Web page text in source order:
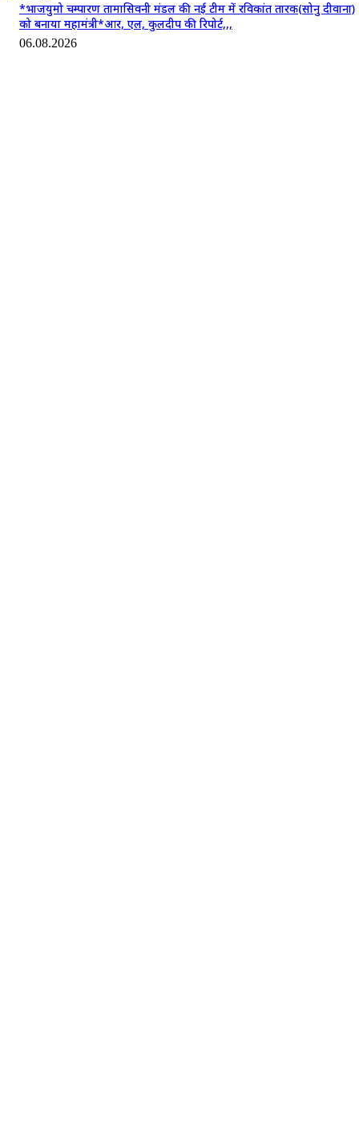
*भाजयुमो चम्पारण तामासिवनी मंडल की नई टीम में रविकांत तारक(सोनु दीवाना)
को बनाया महामंत्री*आर, एल, कुलदीप की रिपोर्ट,,,
06.08.2026